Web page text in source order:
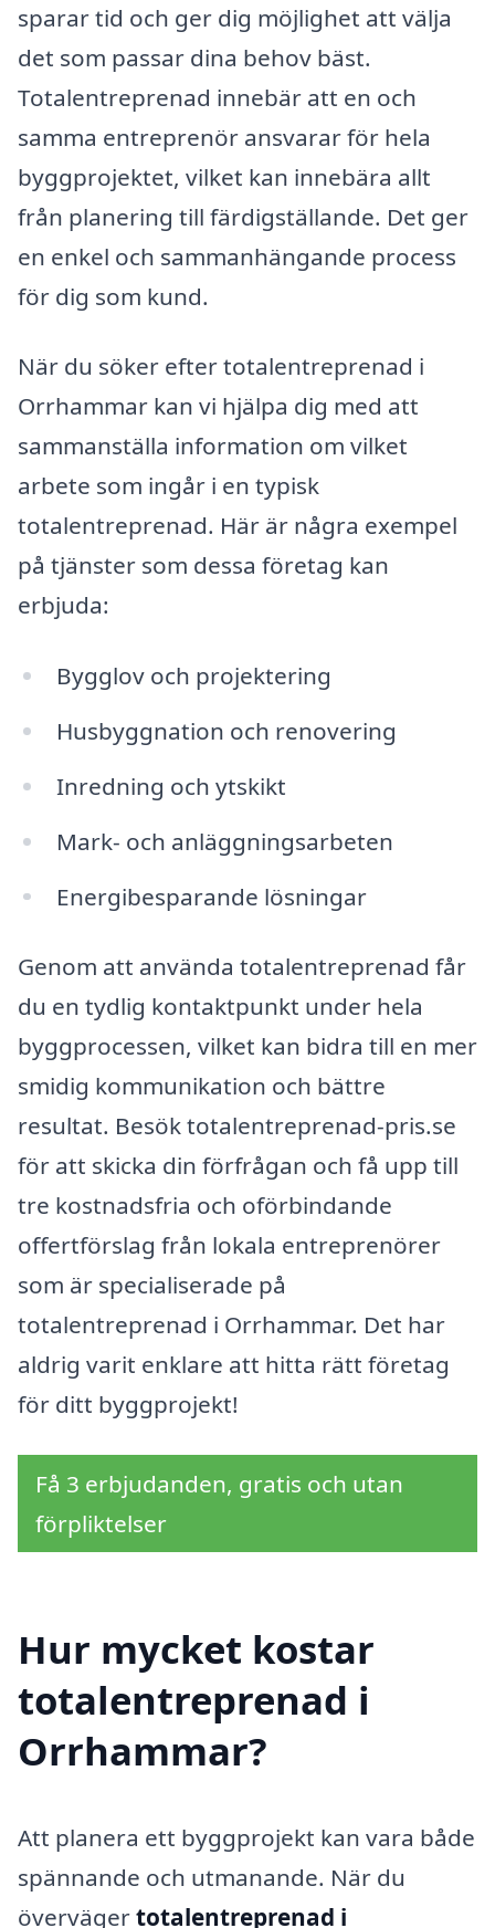
sparar tid och ger dig möjlighet att välja
det som passar dina behov bäst.
Totalentreprenad innebär att en och
samma entreprenör ansvarar för hela
byggprojektet, vilket kan innebära allt
från planering till färdigställande. Det ger
en enkel och sammanhängande process
för dig som kund.
När du söker efter totalentreprenad i
Orrhammar kan vi hjälpa dig med att
sammanställa information om vilket
arbete som ingår i en typisk
totalentreprenad. Här är några exempel
på tjänster som dessa företag kan
erbjuda:
Bygglov och projektering
Husbyggnation och renovering
Inredning och ytskikt
Mark- och anläggningsarbeten
Energibesparande lösningar
Genom att använda totalentreprenad får
du en tydlig kontaktpunkt under hela
byggprocessen, vilket kan bidra till en mer
smidig kommunikation och bättre
resultat. Besök totalentreprenad-pris.se
för att skicka din förfrågan och få upp till
tre kostnadsfria och oförbindande
offertförslag från lokala entreprenörer
som är specialiserade på
totalentreprenad i Orrhammar. Det har
aldrig varit enklare att hitta rätt företag
för ditt byggprojekt!
Få 3 erbjudanden, gratis och utan
förpliktelser
Hur mycket kostar
totalentreprenad i
Orrhammar?
Att planera ett byggprojekt kan vara både
spännande och utmanande. När du
övervägertotalentreprenad i